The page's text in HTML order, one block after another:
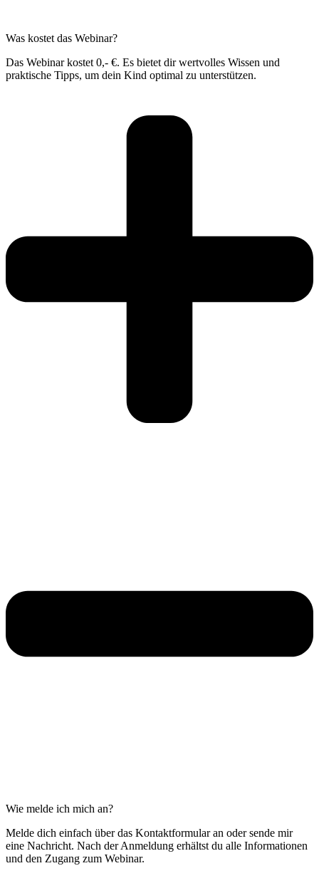
Was kostet das Webinar?
Das Webinar kostet 0,- €. Es bietet dir wertvolles Wissen und
praktische Tipps, um dein Kind optimal zu unterstützen.
Wie melde ich mich an?
Melde dich einfach über das Kontaktformular an oder sende mir
eine Nachricht. Nach der Anmeldung erhältst du alle Informationen
und den Zugang zum Webinar.